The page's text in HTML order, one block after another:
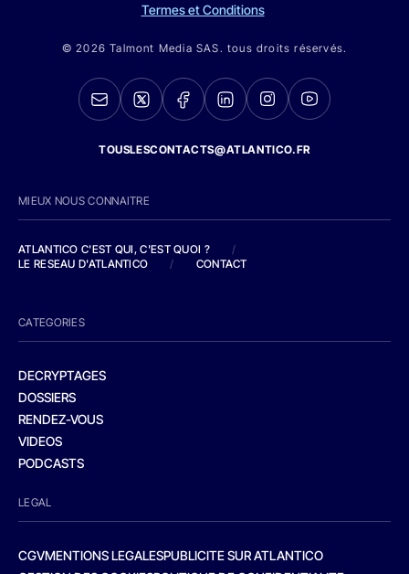
Termes et Conditions
© 2026 Talmont Media SAS. tous droits réservés.
TOUSLESCONTACTS@ATLANTICO.FR
MIEUX NOUS CONNAITRE
ATLANTICO C'EST QUI, C'EST QUOI ?
/
LE RESEAU D'ATLANTICO
/ CONTACT
CATEGORIES
DECRYPTAGES
DOSSIERS
RENDEZ-VOUS
VIDEOS
PODCASTS
LEGAL
CGVMENTIONS LEGALESPUBLICITE SUR ATLANTICO